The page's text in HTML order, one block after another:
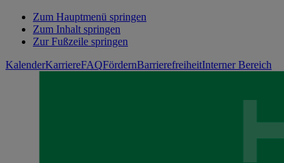
Zum Hauptmenü springen
Zum Inhalt springen
Zur Fußzeile springen
KalenderKarriereFAQFördernBarrierefreiheitInterner Bereich